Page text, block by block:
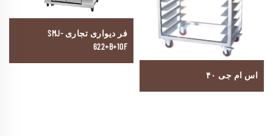
اس ام جی ۴۰
فر دیواری تجاری SMJ-
622+B+10F